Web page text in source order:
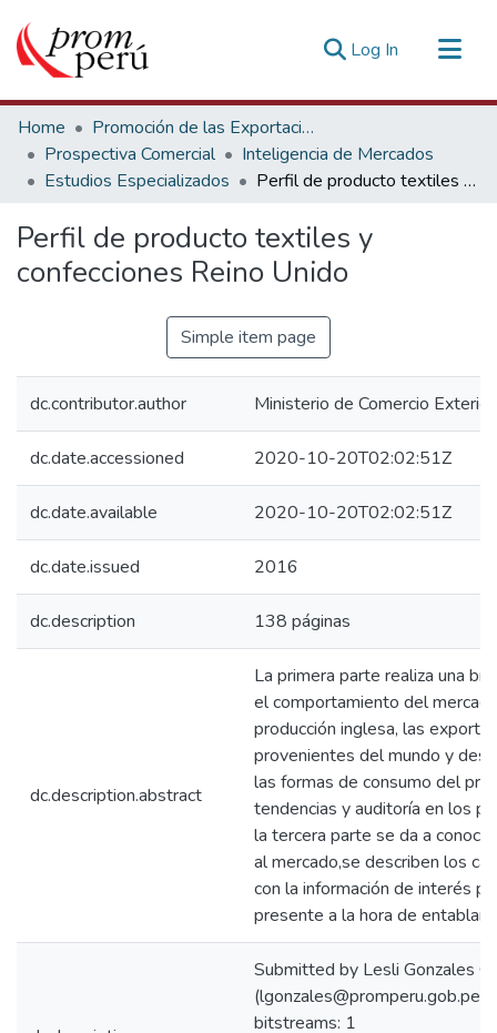
Log In (current)
Communities & Collections
All of DSpace
Statistics
Home
Promoción de las Exportaciones
Prospectiva Comercial
Inteligencia de Mercados
Estudios Especializados
Perfil de producto textiles y confecciones Reino Unido
Perfil de producto textiles y
confecciones Reino Unido
Simple item page
dc.contributor.author Ministerio de Comercio
dc.date.accessioned 2020-10-20T02:02:51Z
dc.date.available 2020-10-20T02:02:51Z
dc.date.issued 2016
dc.description 138 páginas
dc.description.abstract
La primera parte realiza una
el comportamiento del
producción inglesa, las
provenientes del mundo y
las formas de consumo del
tendencias y auditoría en los
la tercera parte se da a
al mercado,se describen los
con la información de interés
presente a la hora de entablar
Submitted by Lesli Gonzales
bitstreams: 1